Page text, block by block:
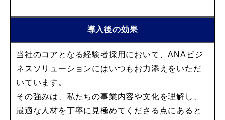
導入後の効果
当社のコアとなる経験者採用において、ANAビジ
ネスソリューションにはいつもお力添えをいただ
いています。
その強みは、私たちの事業内容や文化を理解し、
最適な人材を丁寧に見極めてくださる点にあると